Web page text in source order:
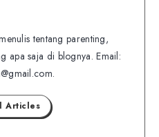
tentang parenting,
apa saja di blognya. Email:
Articles